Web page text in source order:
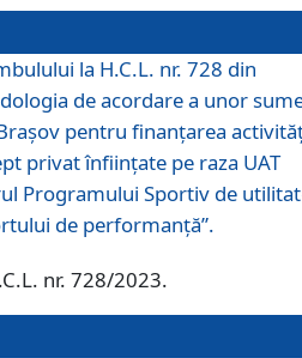
la H.C.L. nr. 728 din
de acordare a unor
pentru finanțarea
privat înființate pe raza UAT
Programului Sportiv de
de performanță”.
nr. 728/2023.